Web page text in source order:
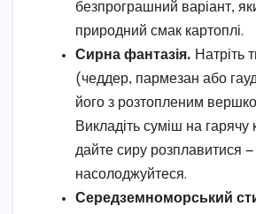
безпрограшний варіант,
природний смак картоплі.
Сирна фантазія. Натріть
(чеддер, пармезан або
його з розтопленим
Викладіть суміш на гарячу
дайте сиру розплавитися —
насолоджуйтеся.
Середземноморський